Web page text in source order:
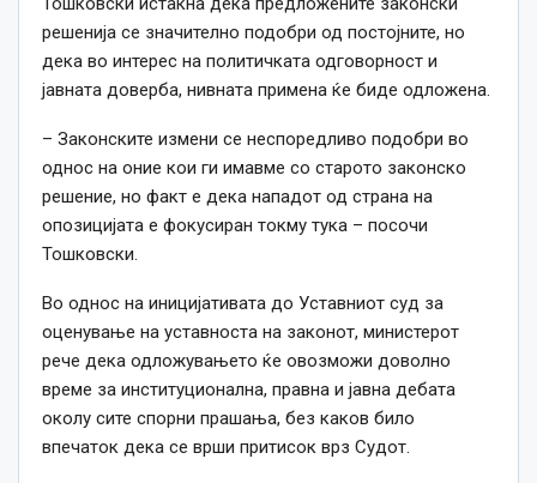
решенија се значително подобри од постојните, но
дека во интерес на политичката одговорност и
јавната доверба, нивната примена ќе биде одложена.
– Законските измени се неспоредливо подобри во
однос на оние кои ги имавме со старото законско
решение, но факт е дека нападот од страна на
опозицијата е фокусиран токму тука – посочи
Тошковски.
Во однос на иницијативата до Уставниот суд за
оценување на уставноста на законот, министерот
рече дека одложувањето ќе овозможи доволно
време за институционална, правна и јавна дебата
околу сите спорни прашања, без каков било
впечаток дека се врши притисок врз Судот.